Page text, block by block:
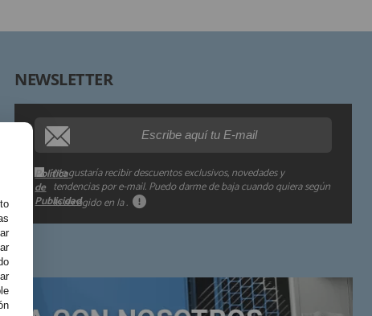
NEWSLETTER
Me gustaría recibir descuentos exclusivos, novedades y
tendencias por e-mail. Puedo darme de baja cuando quiera según
lo recogido en la
Política
de
Publicidad
.
Derechos:
Información adicional: